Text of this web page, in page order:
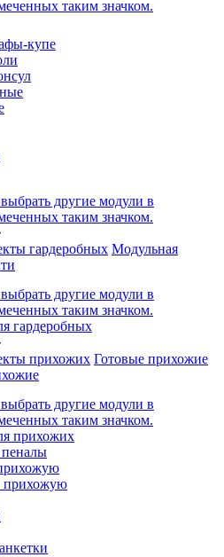
таким значком.
купе
другие модули в
таким значком.
гардеробных Модульная
другие модули в
таким значком.
гардеробных
прихожих Готовые прихожие
другие модули в
таким значком.
прихожих
прихожую